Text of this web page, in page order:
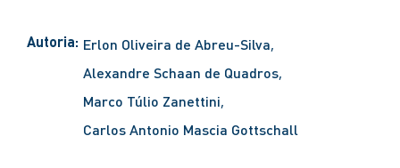
Autoria: Erlon Oliveira de Abreu-Silva
Alexandre Schaan de Quadros
Marco Túlio Zanettini
Carlos Antonio Mascia Gottschall